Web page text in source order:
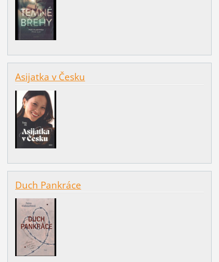
Asijatka v Česku
Duch Pankráce